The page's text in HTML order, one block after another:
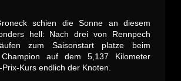
schien die Sonne an diesem
hell: Nach drei von Rennpech
zum Saisonstart platze beim
Champion auf dem 5,137 Kilometer
Kurs endlich der Knoten.